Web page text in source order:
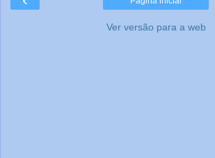
Ver versão para a web